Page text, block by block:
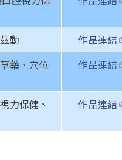
動 作品連結
藥、穴位
作品連結
力保健、
作品連結